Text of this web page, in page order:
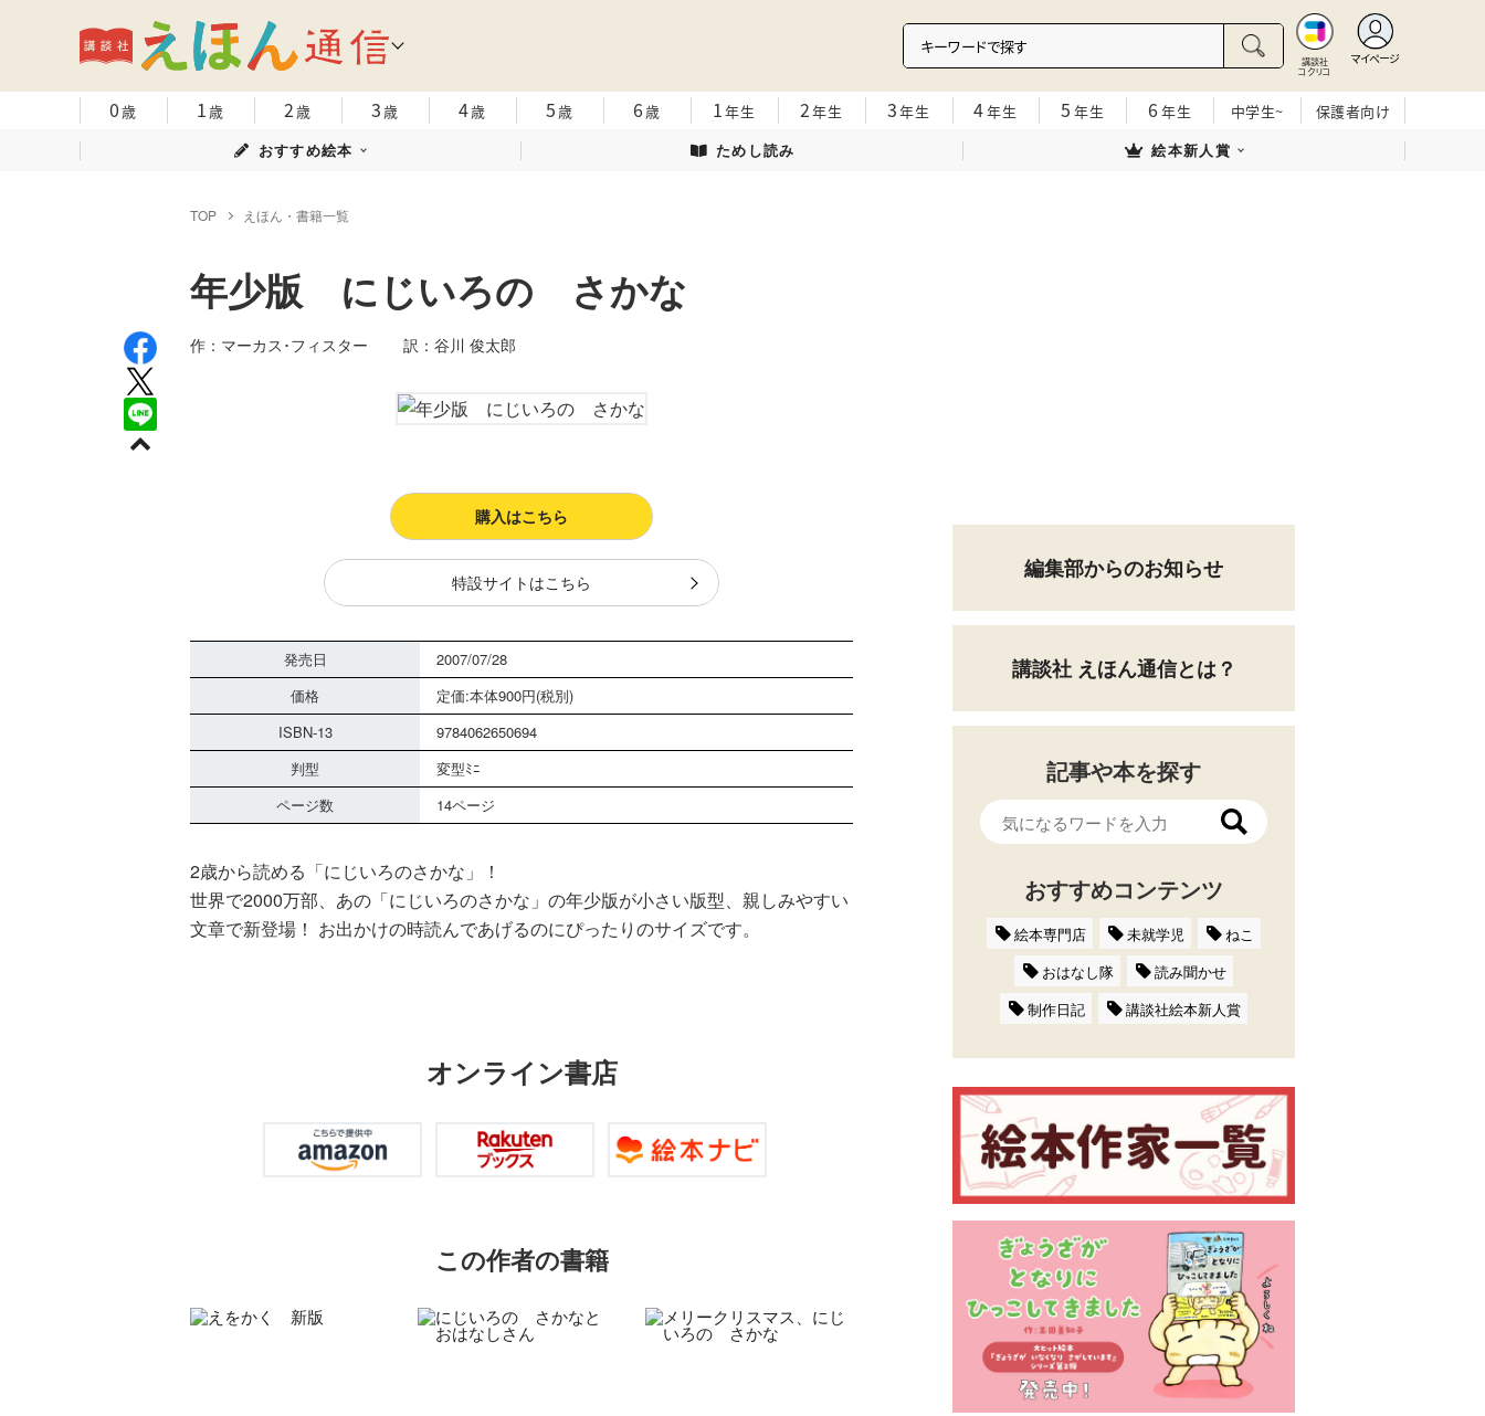
講談社
コクリコ
マイページ
0歳 1歳 2歳 3歳 4歳 5歳 6歳 1年生 2年生 3年生 4年生 5 年生 6 年生 中学生~
保護者向け
おすすめ絵本
ためし読み 絵本新人賞
TOP えほん・書籍一覧
年少版 にじいろの さかな
作：マーカス･フィスター 訳：谷川 俊太郎
購入はこちら
特設サイトはこちら
発売日
2007/07/28
価格
定価:本体900円(税別)
ISBN-13
9784062650694
判型
変型ﾐﾆ
ページ数
14ページ
2歳から読める「にじいろのさかな」！
世界で2000万部、あの「にじいろのさかな」の年少版が小さい版型、親しみやすい
文章で新登場！ お出かけの時読んであげるのにぴったりのサイズです。
オンライン書店
この作者の書籍
編集部からのお知らせ
講談社 えほん通信とは？
記事や本を探す
おすすめコンテンツ
絵本専門店 未就学児
ねこ
おはなし隊
読み聞かせ
制作日記
講談社絵本新人賞